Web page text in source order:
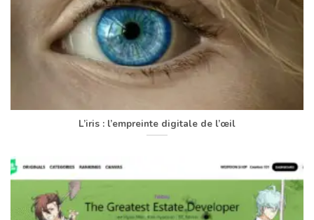
L’iris : l’empreinte digitale de l’œil